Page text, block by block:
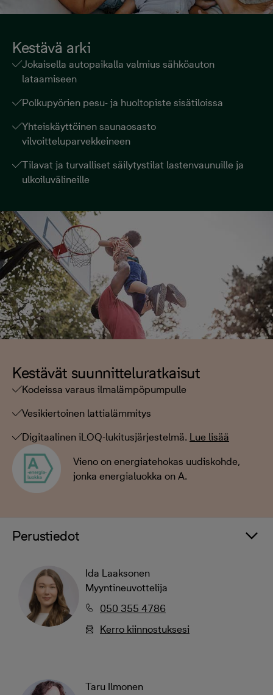
Kestävä arki
Jokaisella autopaikalla valmius sähköauton
lataamiseen
Polkupyörien pesu- ja huoltopiste sisätiloissa
Yhteiskäyttöinen saunaosasto
vilvoitteluparvekkeineen
Tilavat ja turvalliset säilytystilat lastenvaunuille ja
ulkoiluvälineille
Kestävät suunnitteluratkaisut
Kodeissa varaus ilmalämpöpumpulle
Vesikiertoinen lattialämmitys
Digitaalinen iLOQ-lukitusjärjestelmä. Lue lisää
Vieno on energiatehokas uudiskohde,
jonka energialuokka on A.
Perustiedot
Ida Laaksonen
Myyntineuvottelija
050 355 4786
Kerro kiinnostuksesi
Taru Ilmonen